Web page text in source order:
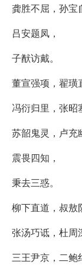
龚胜不屈，孙宝
吕安题凤，
子猷访戴。
董宣强项，翟璜
冯衍归里，张昭
苏韶鬼灵，卢充
震畏四知，
秉去三惑。
柳下直道，叔敖
张汤巧诋，杜周
三王尹京，二鲍